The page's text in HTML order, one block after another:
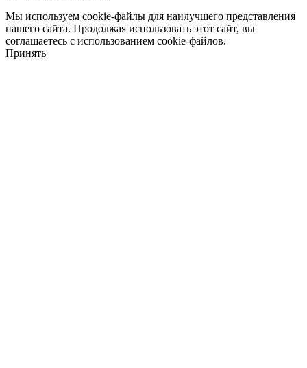
Мы используем cookie-файлы для наилучшего представления
нашего сайта. Продолжая использовать этот сайт, вы
соглашаетесь с использованием cookie-файлов.
Принять